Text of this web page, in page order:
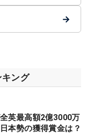
→
キング
英最高額2億3000万
本勢の獲得賞金は？